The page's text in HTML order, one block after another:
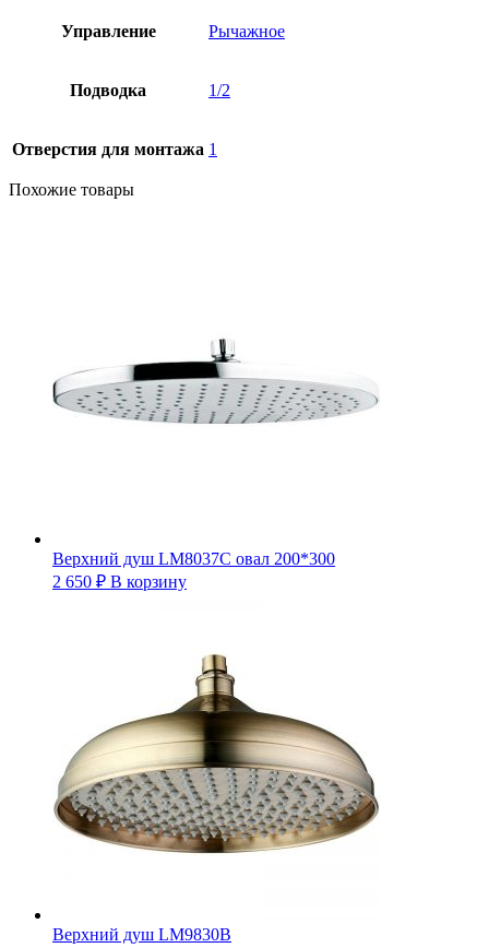
Управление Рычажное
Подводка 1/2
Отверстия для монтажа 1
Похожие товары
Верхний душ LM8037C овал 200*300
2 650 ₽ В корзину
Верхний душ LM9830B